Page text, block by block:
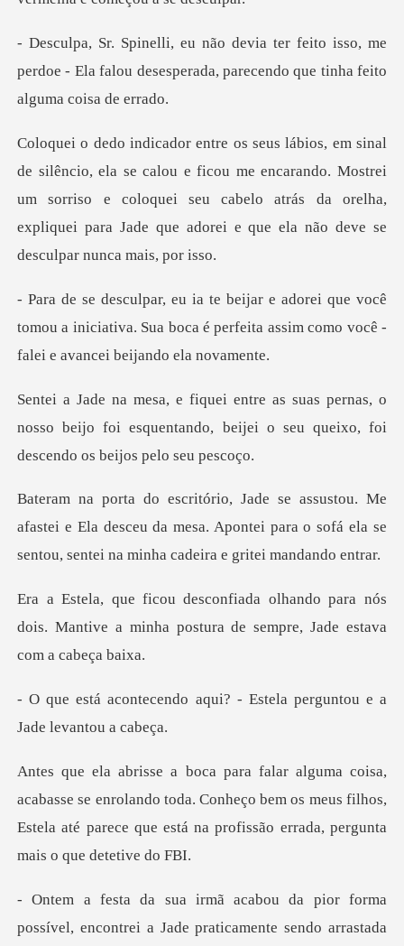
to isso, me
perdoe - Ela falou desesperada, pa
e ficou me encarando. Mostrei
um sorriso e coloquei seu cabelo atrás da orelha,
e
você
tomou a iniciativa. Sua boca é perfeita assim
nas, o
nosso beijo foi esquentando, beijei o seu
stei e Ela desceu da mesa. Apontei para o sofá ela se
se
do para nós
dois. Mantive a minha postura
qui? - Estela perguntou e
e enrolando toda. Conheço bem os meus filhos,
Estela até parece